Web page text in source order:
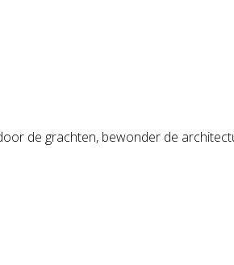
de grachten, bewonder de